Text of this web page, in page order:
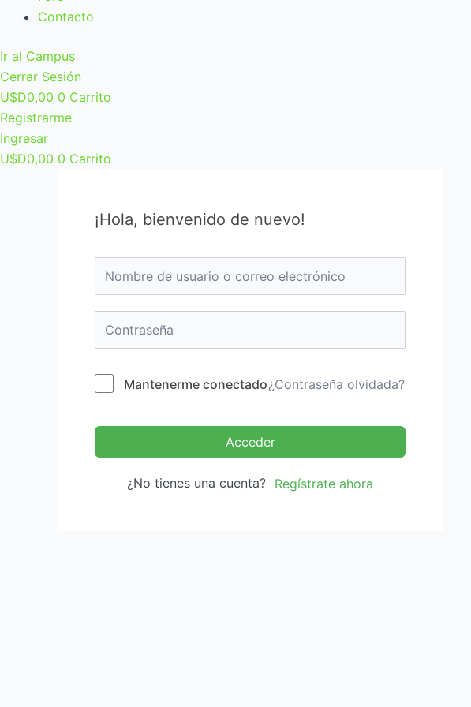
Contacto
Ir al Campus
Cerrar Sesión
U$D0,00 0 Carrito
Registrarme
Ingresar
U$D0,00 0 Carrito
¡Hola, bienvenido de nuevo!
Mantenerme conectado¿Contraseña olvidada?
Acceder
¿No tienes una cuenta? Regístrate ahora